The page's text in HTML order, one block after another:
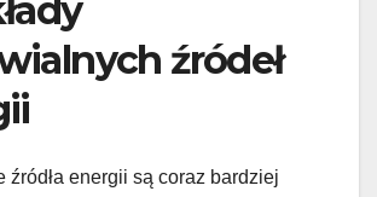
źródeł
źródła energii są coraz bardziej